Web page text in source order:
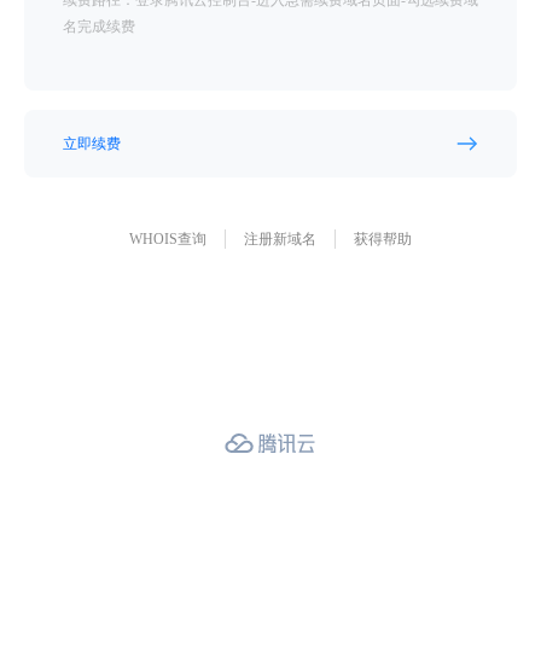
名完成续费
立即续费
WHOIS查询 注册新域名 获得帮助